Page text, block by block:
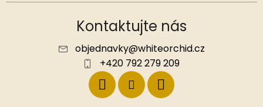
Kontaktujte nás
objednavky@whiteorchid.cz
+420 792 279 209